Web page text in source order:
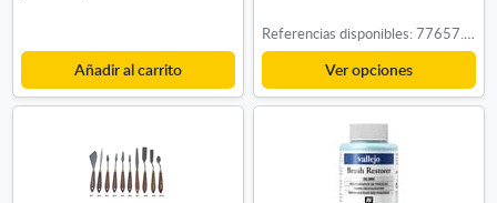
Añadir al carrito
Referencias disponibles: 77657. Barniz Metal Brillante, 77660. Imprimación Negro Brillo
Ver opciones